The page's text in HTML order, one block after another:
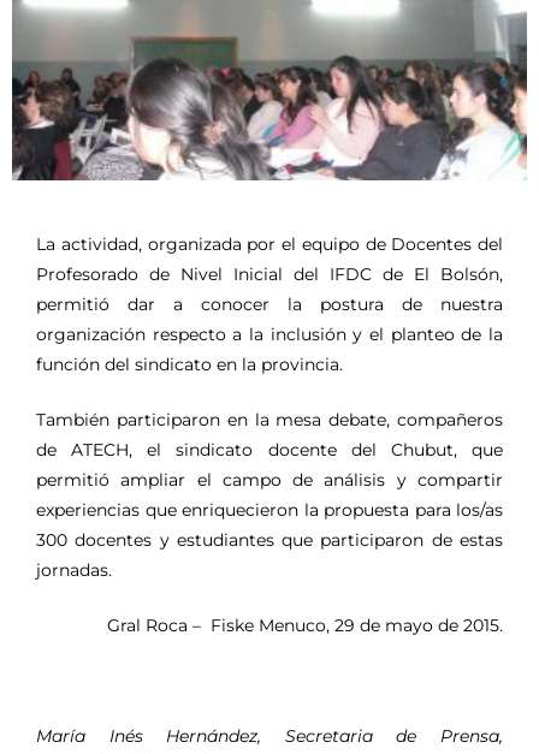
La actividad, organizada por el equipo de Docentes del
Profesorado de Nivel Inicial del IFDC de El Bolsón,
permitió dar a conocer la postura de nuestra
organización respecto a la inclusión y el planteo de la
función del sindicato en la provincia.
También participaron en la mesa debate, compañeros
de ATECH, el sindicato docente del Chubut, que
permitió ampliar el campo de análisis y compartir
experiencias que enriquecieron la propuesta para los/as
300 docentes y estudiantes que participaron de estas
jornadas.
Gral Roca – Fiske Menuco, 29 de mayo de 2015.
María Inés Hernández, Secretaria de Prensa,